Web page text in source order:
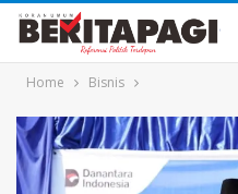
Home Bisnis